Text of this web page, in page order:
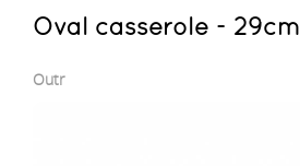
Oval casserole - 29cm
Outr